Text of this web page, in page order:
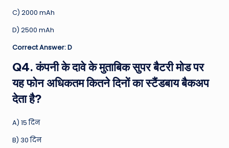
C) 2000 mAh
D) 2500 mAh
Correct Answer: D
Q4. कंपनी के दावे के मुताबिक सुपर बैटरी मोड पर
यह फोन अधिकतम कितने दिनों का स्टैंडबाय बैकअप
देता है?
A) 15 दिन
B) 30 दिन